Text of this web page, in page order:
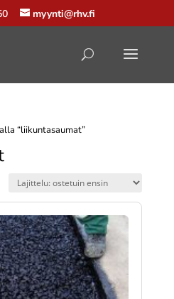
myynti@rhv.fi
“liikuntasaumat”